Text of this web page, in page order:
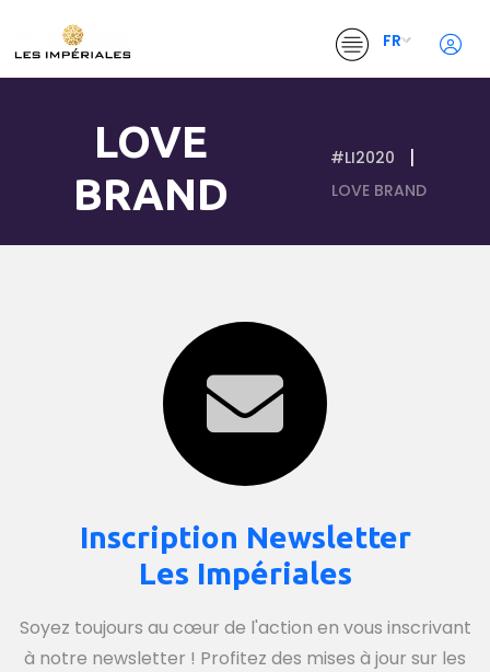
FR
LOVE
BRAND
#LI2020
LOVE BRAND
Inscription Newsletter
Les Impériales
Soyez toujours au cœur de l'action en vous inscrivant
à notre newsletter ! Profitez des mises à jour sur les